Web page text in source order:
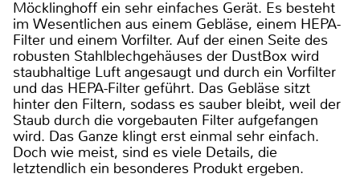
Möcklinghoff ein sehr einfaches Gerät. Es besteht
im Wesentlichen aus einem Gebläse, einem HEPA-
Filter und einem Vorfilter. Auf der einen Seite des
robusten Stahlblechgehäuses der DustBox wird
staubhaltige Luft angesaugt und durch ein Vorfilter
und das HEPA-Filter geführt. Das Gebläse sitzt
hinter den Filtern, sodass es sauber bleibt, weil der
Staub durch die vorgebauten Filter aufgefangen
wird. Das Ganze klingt erst einmal sehr einfach.
Doch wie meist, sind es viele Details, die
letztendlich ein besonderes Produkt ergeben.